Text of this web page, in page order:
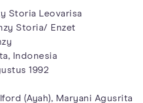
Storia Leovarisa
Storia/ Enzet
Indonesia
1992
(Ayah), Maryani Agusrita